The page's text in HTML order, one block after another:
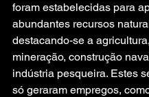
foram estabelecidas para
abundantes recursos
destacando-se a agricultura,
mineração, construção
indústria pesqueira. Estes
só geraram empregos,